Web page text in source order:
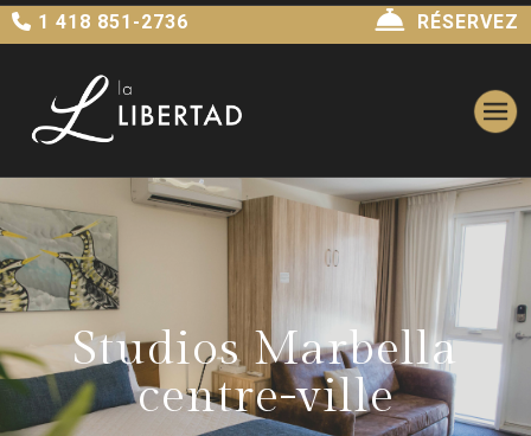
1 418 851-2736 RÉSERVEZ
Studios Marbella
centre-ville